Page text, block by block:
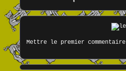
Mettre le premier commentaire